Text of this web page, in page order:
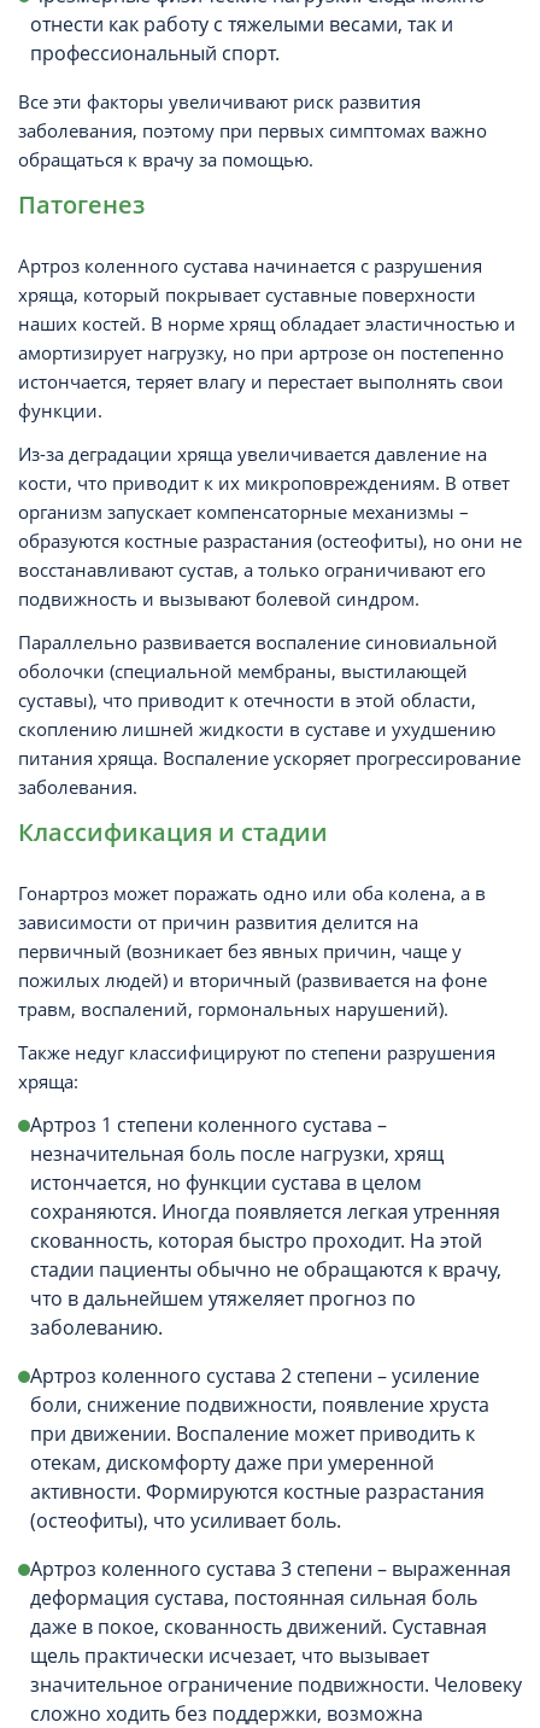
отнести как работу с тяжелыми весами, так и
профессиональный спорт.
Все эти факторы увеличивают риск развития
заболевания, поэтому при первых симптомах важно
обращаться к врачу за помощью.
Патогенез
Артроз коленного сустава начинается с разрушения
хряща, который покрывает суставные поверхности
наших костей. В норме хрящ обладает эластичностью и
амортизирует нагрузку, но при артрозе он постепенно
истончается, теряет влагу и перестает выполнять свои
функции.
Из-за деградации хряща увеличивается давление на
кости, что приводит к их микроповреждениям. В ответ
организм запускает компенсаторные механизмы –
образуются костные разрастания (остеофиты), но они не
восстанавливают сустав, а только ограничивают его
подвижность и вызывают болевой синдром.
Параллельно развивается воспаление синовиальной
оболочки (специальной мембраны, выстилающей
суставы), что приводит к отечности в этой области,
скоплению лишней жидкости в суставе и ухудшению
питания хряща. Воспаление ускоряет прогрессирование
заболевания.
Классификация и стадии
Гонартроз может поражать одно или оба колена, а в
зависимости от причин развития делится на
первичный (возникает без явных причин, чаще у
пожилых людей) и вторичный (развивается на фоне
травм, воспалений, гормональных нарушений).
Также недуг классифицируют по степени разрушения
хряща:
Артроз 1 степени коленного сустава –
незначительная боль после нагрузки, хрящ
истончается, но функции сустава в целом
сохраняются. Иногда появляется легкая утренняя
скованность, которая быстро проходит. На этой
стадии пациенты обычно не обращаются к врачу,
что в дальнейшем утяжеляет прогноз по
заболеванию.
Артроз коленного сустава 2 степени – усиление
боли, снижение подвижности, появление хруста
при движении. Воспаление может приводить к
отекам, дискомфорту даже при умеренной
активности. Формируются костные разрастания
(остеофиты), что усиливает боль.
Артроз коленного сустава 3 степени – выраженная
деформация сустава, постоянная сильная боль
даже в покое, скованность движений. Суставная
щель практически исчезает, что вызывает
значительное ограничение подвижности. Человеку
сложно ходить без поддержки, возможна